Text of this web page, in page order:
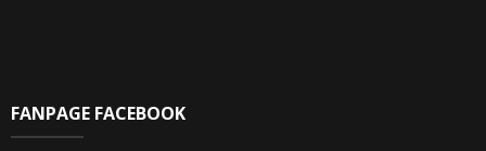
FANPAGE FACEBOOK